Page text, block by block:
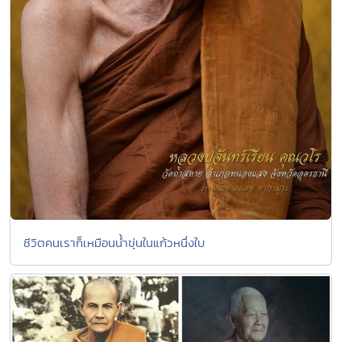
ชีวิตคนเราก็เหมือนน้ำขุ่นใ​นแก้วหนึ่งใบ